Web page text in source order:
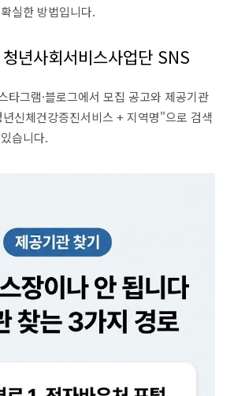
실한 방법입니다.
년사회서비스사업단 SNS
타그램·블로그에서 모집 공고와 제공기관
신체건강증진서비스 + 지역명"으로 검색
습니다.